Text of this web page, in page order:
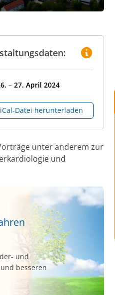
. – 27. April 2024
iCal‑Datei herunterladen
unter anderem zur
und
und
besseren